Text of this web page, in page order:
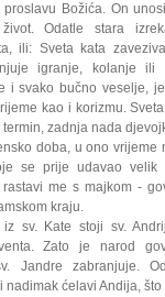
proslavu Božića. On
život. Odatle stara
ili: Sveta kata
igranje, kolanje ili
i svako bučno veselje,
kao i korizmu.
termin, zadnja nada
doba, u ono vrijeme
se prije udavao velik
rastavi me s majkom -
kraju.
sv. Kate stoji sv.
Zato je narod
Jandre zabranjuje.
nadimak ćelavi Andija,